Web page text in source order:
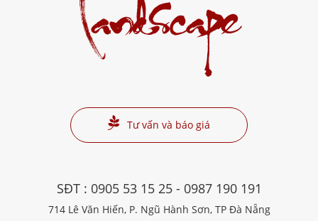
Landscape
Tư vấn và báo giá
SĐT : 0905 53 15 25- 0987 190 191
714 Lê Văn Hiến, P. Ngũ Hành Sơn, TP Đà Nẵng